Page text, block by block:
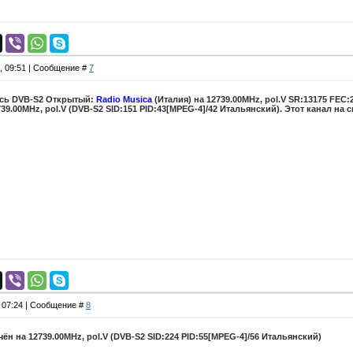
09:51 | Сообщение # 7
DVB-S2 Открытый: Radio Musica (Италия) на 12739.00MHz, pol.V SR:13175
pol.V (DVB-S2 SID:151 PID:43[MPEG-4]/42 Итальянский). Этот канал на
07:24 | Сообщение # 8
на 12739.00MHz, pol.V (DVB-S2 SID:224 PID:55[MPEG-4]/56 Итальянский)